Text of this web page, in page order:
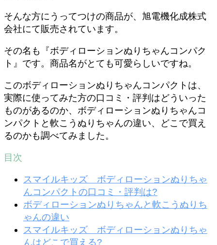
そんな方にうってつけの商品が、旭電機化成株式
会社にて販売されています。
その名も
『ボディローションぬりちゃんコンパク
ト』 です。商品名がとても可愛らしいですね。
このボディローションぬりちゃんコンパクトは、
実際に使ってみた方の口コミ・評判はどういった
ものがあるのか、ボディローションぬりちゃんコ
ンパクトと軟こうぬりちゃんの違い、どこで買え
るのかも調べてみました。
目次
スマイルキッズ ボディローションぬりちゃ
んコンパクトの口コミ・評判は?
ボディローションぬりちゃんと軟こうぬりち
ゃんの違い
スマイルキッズ ボディローションぬりちゃ
んはどこで買える?